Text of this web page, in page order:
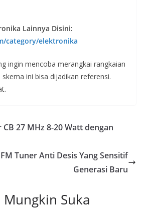
Lainnya Disini:
category/elektronika
ingin mencoba merangkai rangkaian
ini bisa dijadikan referensi.
27 MHz 8-20 Watt dengan
Tuner Anti Desis Yang Sensitif
Generasi Baru
Mungkin Suka